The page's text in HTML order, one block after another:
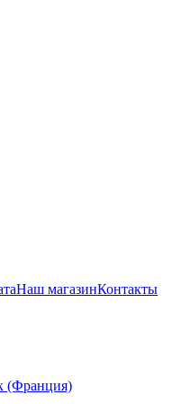
Наш магазинКонтакты
(Франция)